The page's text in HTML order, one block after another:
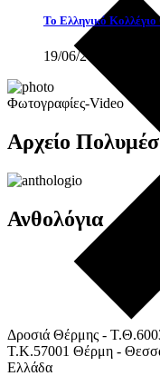
Το Ελληνικό
19/06/2026
Φωτογραφίες-Video
Αρχείο
Ανθολόγια
Δροσιά Θέρμης -
Τ.Κ.57001 Θέρμη -
Ελλάδα